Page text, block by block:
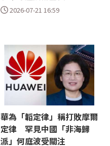
2026-07-21 16:59
華為「韜定律」稱打敗摩爾
定律 罕見中國「非海歸
派」何庭波受關注